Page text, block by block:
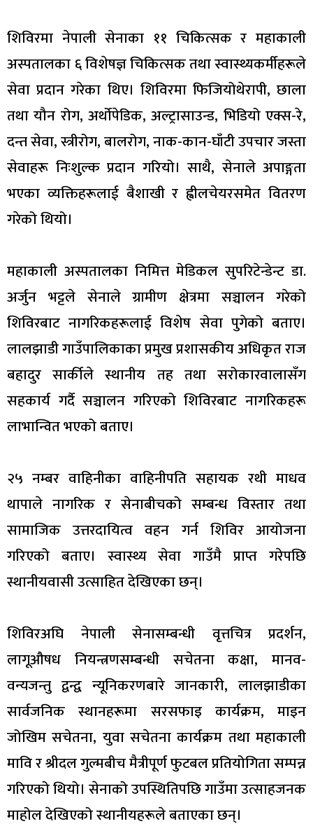
शिविरमा नेपाली सेनाका ११ चिकित्सक र महाकाली
अस्पतालका ६ विशेषज्ञ चिकित्सक तथा स्वास्थ्यकर्मीहरूले
सेवा प्रदान गरेका थिए। शिविरमा फिजियोथेरापी, छाला
तथा यौन रोग, अर्थोपेडिक, अल्ट्रासाउन्ड, भिडियो एक्स-रे,
दन्त सेवा, स्त्रीरोग, बालरोग, नाक-कान-घाँटी उपचार जस्ता
सेवाहरू निःशुल्क प्रदान गरियो। साथै, सेनाले अपाङ्गता
भएका व्यक्तिहरूलाई बैशाखी र ह्वीलचेयरसमेत वितरण
गरेको थियो।
महाकाली अस्पतालका निमित्त मेडिकल सुपरिटेन्डेन्ट डा.
अर्जुन भट्टले सेनाले ग्रामीण क्षेत्रमा सञ्चालन गरेको
शिविरबाट नागरिकहरूलाई विशेष सेवा पुगेको बताए।
लालझाडी गाउँपालिकाका प्रमुख प्रशासकीय अधिकृत राज
बहादुर सार्कीले स्थानीय तह तथा सरोकारवालासँग
सहकार्य गर्दै सञ्चालन गरिएको शिविरबाट नागरिकहरू
लाभान्वित भएको बताए।
२५ नम्बर वाहिनीका वाहिनीपति सहायक रथी माधव
थापाले नागरिक र सेनाबीचको सम्बन्ध विस्तार तथा
सामाजिक उत्तरदायित्व वहन गर्न शिविर आयोजना
गरिएको बताए। स्वास्थ्य सेवा गाउँमै प्राप्त गरेपछि
स्थानीयवासी उत्साहित देखिएका छन्।
शिविरअघि नेपाली सेनासम्बन्धी वृत्तचित्र प्रदर्शन,
लागूऔषध नियन्त्रणसम्बन्धी सचेतना कक्षा, मानव-
वन्यजन्तु द्वन्द्व न्यूनिकरणबारे जानकारी, लालझाडीका
सार्वजनिक स्थानहरूमा सरसफाइ कार्यक्रम, माइन
जोखिम सचेतना, युवा सचेतना कार्यक्रम तथा महाकाली
मावि र श्रीदल गुल्मबीच मैत्रीपूर्ण फुटबल प्रतियोगिता सम्पन्न
गरिएको थियो। सेनाको उपस्थितिपछि गाउँमा उत्साहजनक
माहोल देखिएको स्थानीयहरूले बताएका छन्।